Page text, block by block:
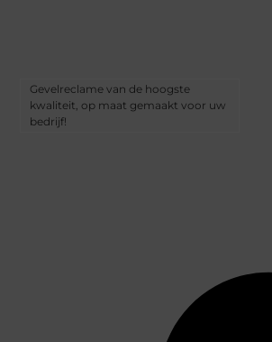
Gevelreclame van de hoogste
kwaliteit, op maat gemaakt voor uw
bedrijf!